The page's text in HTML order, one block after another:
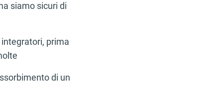
siamo sicuri di
prima
di un